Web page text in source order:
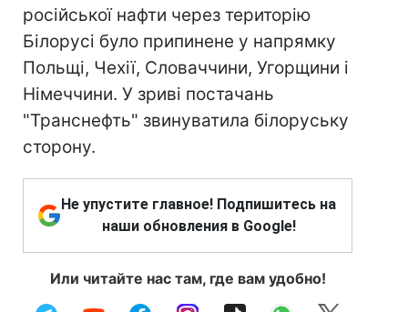
російської нафти через територію
Білорусі було припинене у напрямку
Польщі, Чехії, Словаччини, Угорщини і
Німеччини. У зриві постачань
"Транснефть" звинуватила білоруську
сторону.
Не упустите главное! Подпишитесь на
наши обновления в Google!
Или читайте нас там, где вам удобно!